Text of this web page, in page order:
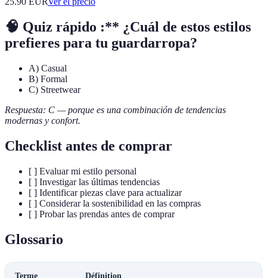
🧠 Quiz rápido :** ¿Cuál de estos estilos
prefieres para tu guardarropa?
A) Casual
B) Formal
C) Streetwear
Respuesta: C — porque es una combinación de tendencias
modernas y confort.
Checklist antes de comprar
[ ] Evaluar mi estilo personal
[ ] Investigar las últimas tendencias
[ ] Identificar piezas clave para actualizar
[ ] Considerar la sostenibilidad en las compras
[ ] Probar las prendas antes de comprar
Glossario
Terme Définition